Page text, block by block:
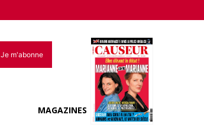
Je m'abonne
MAGAZINES